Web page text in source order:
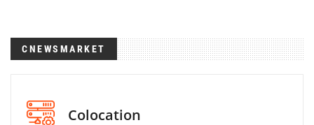
CNEWSMARKET
Colocation